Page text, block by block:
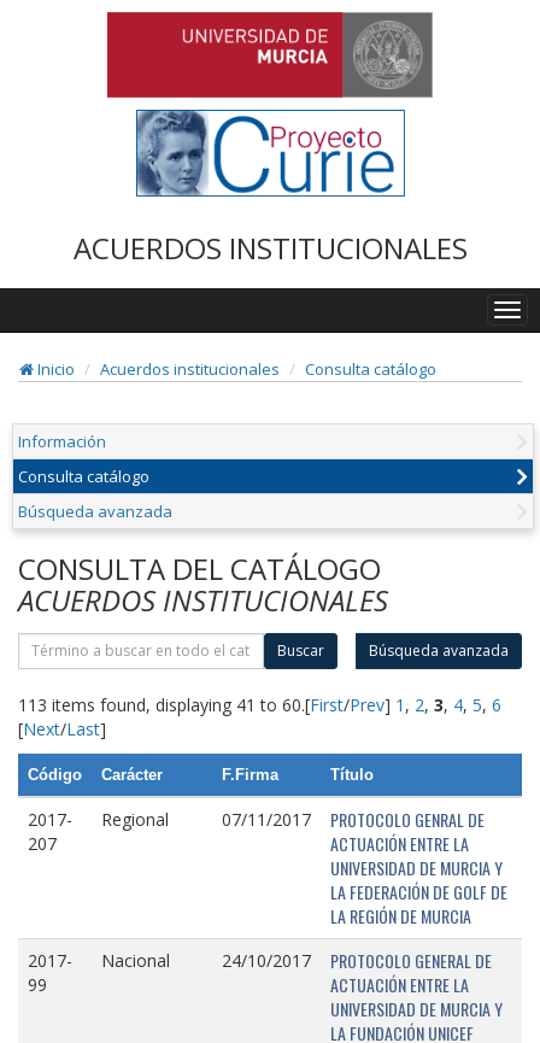
ACUERDOS INSTITUCIONALES
Inicio
Acuerdos institucionales Consulta catálogo
Información
Consulta catálogo
Búsqueda avanzada
CONSULTA DEL CATÁLOGO
ACUERDOS INSTITUCIONALES
Buscar Búsqueda avanzada
113 items found, displaying 41 to 60.[First/Prev] 1 , 2, 3, 4, 5, 6
[Next/Last]
Código Carácter F.Firma Título
2017-
207
Regional 07/11/2017
PROTOCOLO GENRAL DE
ACTUACIÓN ENTRE LA
UNIVERSIDAD DE MURCIA Y
LA FEDERACIÓN DE GOLF DE
LA REGIÓN DE MURCIA
2017-
99
Nacional 24/10/2017
PROTOCOLO GENERAL DE
ACTUACIÓN ENTRE LA
UNIVERSIDAD DE MURCIA Y
LA FUNDACIÓN UNICEF